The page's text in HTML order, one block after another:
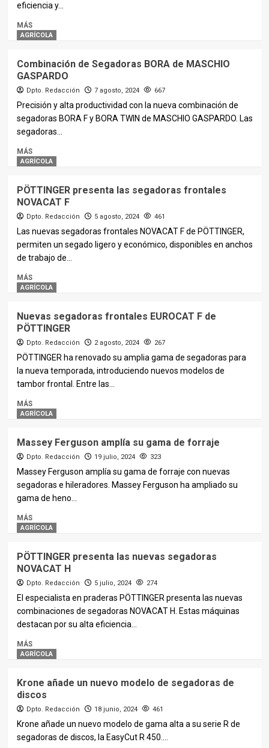
eficiencia y...
MÁS
AGRÍCOLA
Combinación de Segadoras BORA de MASCHIO
GASPARDO
Dpto. Redacción 7 agosto, 2024 667
Precisión y alta productividad con la nueva combinación de
segadoras BORA F y BORA TWIN de MASCHIO GASPARDO. Las
segadoras...
MÁS
AGRÍCOLA
PÖTTINGER presenta las segadoras frontales
NOVACAT F
Dpto. Redacción 5 agosto, 2024 461
Las nuevas segadoras frontales NOVACAT F de PÖTTINGER,
permiten un segado ligero y económico, disponibles en anchos
de trabajo de...
MÁS
AGRÍCOLA
Nuevas segadoras frontales EUROCAT F de
PÖTTINGER
Dpto. Redacción 2 agosto, 2024 267
PÖTTINGER ha renovado su amplia gama de segadoras para
la nueva temporada, introduciendo nuevos modelos de
tambor frontal. Entre las...
MÁS
AGRÍCOLA
Massey Ferguson amplía su gama de forraje
Dpto. Redacción 19 julio, 2024 323
Massey Ferguson amplía su gama de forraje con nuevas
segadoras e hileradores. Massey Ferguson ha ampliado su
gama de heno...
MÁS
AGRÍCOLA
PÖTTINGER presenta las nuevas segadoras
NOVACAT H
Dpto. Redacción 5 julio, 2024 274
El especialista en praderas PÖTTINGER presenta las nuevas
combinaciones de segadoras NOVACAT H. Estas máquinas
destacan por su alta eficiencia...
MÁS
AGRÍCOLA
Krone añade un nuevo modelo de segadoras de
discos
Dpto. Redacción 18 junio, 2024 461
Krone añade un nuevo modelo de gama alta a su serie R de
segadoras de discos, la EasyCut R 450....